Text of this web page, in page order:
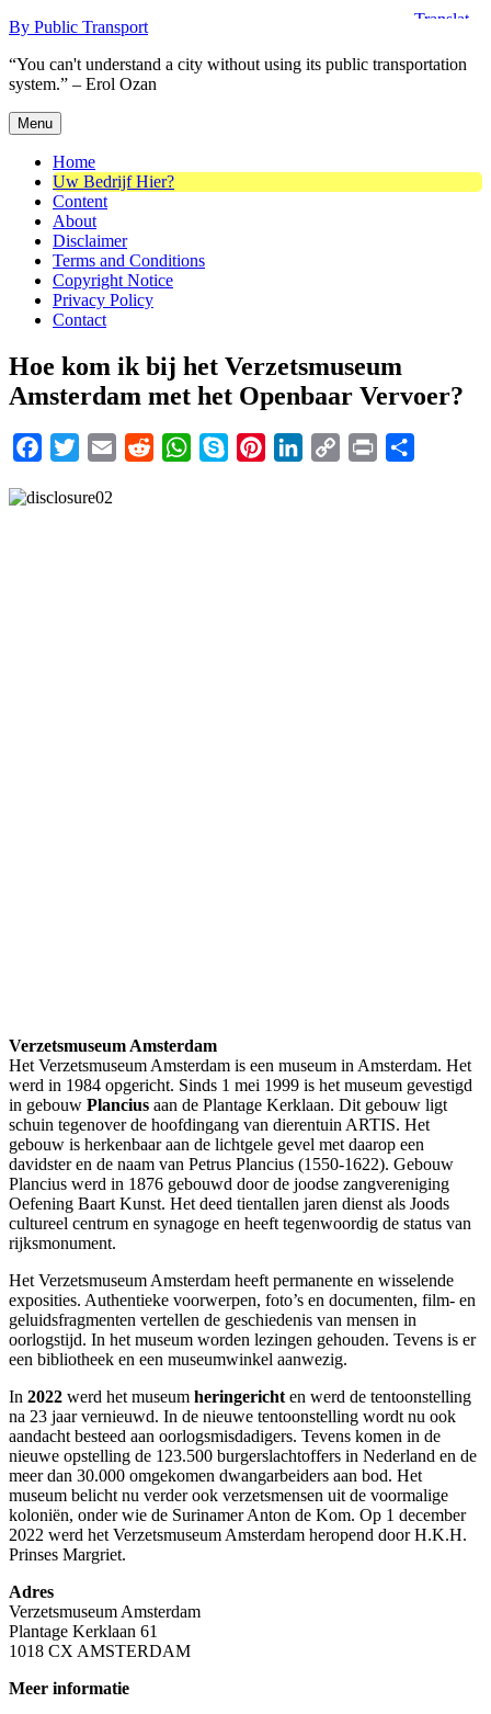
Skip
content
By Public Transport
“You can't understand a city without using its public transportation
system.” – Erol Ozan
Menu
Home
Uw Bedrijf Hier?
Content
About
Disclaimer
Terms and Conditions
Copyright Notice
Privacy Policy
Contact
Hoe kom ik bij het Verzetsmuseum
Amsterdam met het Openbaar Vervoer?
Facebook
Twitter Email Reddit WhatsApp
Skype PinterestLinkedIn
Copy
Print
Verzetsmuseum Amsterdam
Het Verzetsmuseum Amsterdam is een museum in Amsterdam. Het
werd in 1984 opgericht. Sinds 1 mei 1999 is het museum gevestigd
in gebouw Plancius aan de Plantage Kerklaan. Dit gebouw ligt
schuin tegenover de hoofdingang van dierentuin ARTIS. Het
gebouw is herkenbaar aan de lichtgele gevel met daarop een
davidster en de naam van Petrus Plancius (1550-1622). Gebouw
Plancius werd in 1876 gebouwd door de joodse zangvereniging
Oefening Baart Kunst. Het deed tientallen jaren dienst als Joods
cultureel centrum en synagoge en heeft tegenwoordig de status van
rijksmonument.
Het Verzetsmuseum Amsterdam heeft permanente en wisselende
exposities. Authentieke voorwerpen, foto’s en documenten, film- en
geluidsfragmenten vertellen de geschiedenis van mensen in
oorlogstijd. In het museum worden lezingen gehouden. Tevens is er
een bibliotheek en een museumwinkel aanwezig.
In 2022 werd het museum heringericht en werd de tentoonstelling
na 23 jaar vernieuwd. In de nieuwe tentoonstelling wordt nu ook
aandacht besteed aan oorlogsmisdadigers. Tevens komen in de
nieuwe opstelling de 123.500 burgerslachtoffers in Nederland en de
meer dan 30.000 omgekomen dwangarbeiders aan bod. Het
museum belicht nu verder ook verzetsmensen uit de voormalige
koloniën, onder wie de Surinamer Anton de Kom. Op 1 december
2022 werd het Verzetsmuseum Amsterdam heropend door H.K.H.
Prinses Margriet.
Adres
Verzetsmuseum Amsterdam
Plantage Kerklaan 61
1018 CX AMSTERDAM
Meer informatie